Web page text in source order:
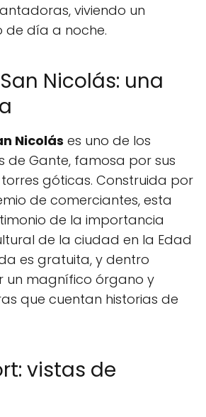
viviendo un
día a noche.
Nicolás: una
Nicolás es uno de los
de Gante, famosa por sus
góticas. Construida por
de comerciantes, esta
de la importancia
de la ciudad en la Edad
es gratuita, y dentro
un magnífico órgano y
que cuentan historias de
vistas de